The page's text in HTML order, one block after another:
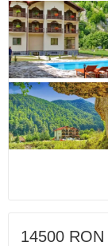
14500 RON